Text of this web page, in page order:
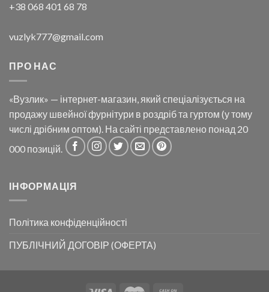
+38 068 401 68 78
vuzlyk777@gmail.com
ПРО НАС
«Вузлик» — інтернет-магазин, який спеціалізується на
продажу швейної фурнітури в роздріб та гуртом (у тому
числі дрібним оптом). На сайті представлено понад 20
000 позицій.
ІНФОРМАЦІЯ
Політика конфіденційності
ПУБЛІЧНИЙ ДОГОВІР (ОФЕРТА)